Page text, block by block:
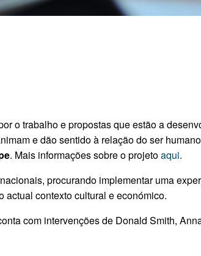
o trabalho e propostas que estão a
e dão sentido à relação do ser
. Mais informações sobre o projetoaqui.
procurando implementar uma
actual contexto cultural e económico.
com intervenções de Donald Smith,